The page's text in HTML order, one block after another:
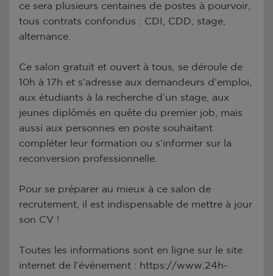
ce sera plusieurs centaines de postes à pourvoir,
tous contrats confondus : CDI, CDD, stage,
alternance.
Ce salon gratuit et ouvert à tous, se déroule de
10h à 17h et s’adresse aux demandeurs d’emploi,
aux étudiants à la recherche d’un stage, aux
jeunes diplômés en quête du premier job, mais
aussi aux personnes en poste souhaitant
compléter leur formation ou s’informer sur la
reconversion professionnelle.
Pour se préparer au mieux à ce salon de
recrutement, il est indispensable de mettre à jour
son CV !
Toutes les informations sont en ligne sur le site
internet de l’événement : https://www.24h-